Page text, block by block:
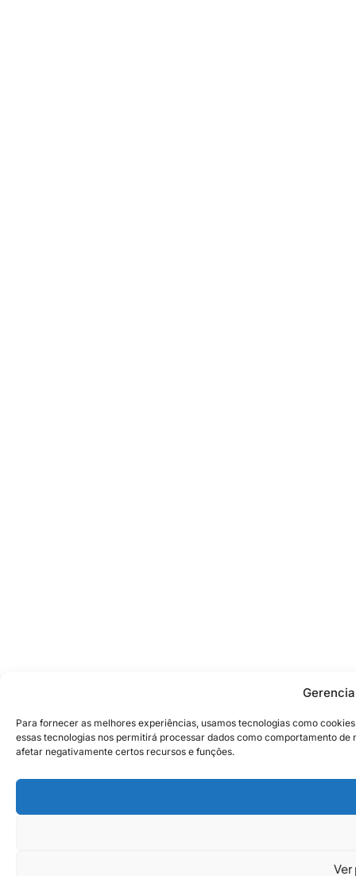
Para fornecer as melhores experiências, usamos tecnologias como
essas tecnologias nos permitirá processar dados como comportamento
afetar negativamente certos recursos e funções.